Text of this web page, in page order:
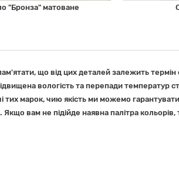
"Бронза" матоване
що від цих деталей залежить
вологість та перепади температур
марок, чию якість ми можемо
вам не підійде наявна палітра